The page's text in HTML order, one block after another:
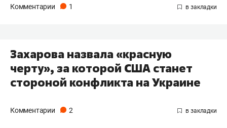
Комментарии 1
Захарова назвала «красную
черту», за которой США станет
стороной конфликта на Украине
Комментарии 2